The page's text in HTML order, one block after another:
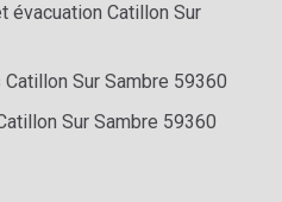
évacuation Catillon Sur
Sur Sambre 59360
Sur Sambre 59360